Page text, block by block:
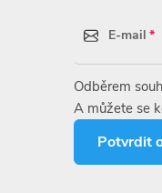
E-mail
Odběrem
A můžete se
Potvrdit